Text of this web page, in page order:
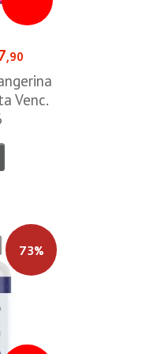
,90
Venc.
73%